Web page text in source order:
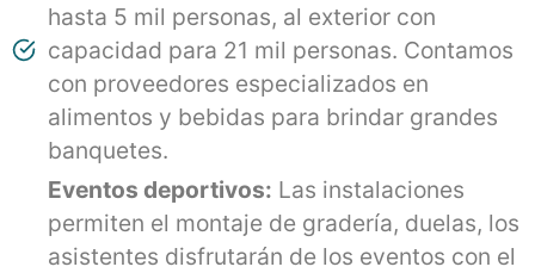
hasta 5 mil personas, al exterior con
capacidad para 21 mil personas. Contamos
con proveedores especializados en
alimentos y bebidas para brindar grandes
banquetes.
Eventos deportivos: Las instalaciones
permiten el montaje de gradería, duelas, los
asistentes disfrutarán de los eventos con el